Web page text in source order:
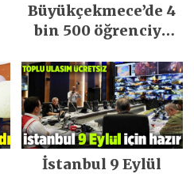
Büyükçekmece’de 4
bin 500 öğrenciye
veriliyor
İstanbul 9 Eylül